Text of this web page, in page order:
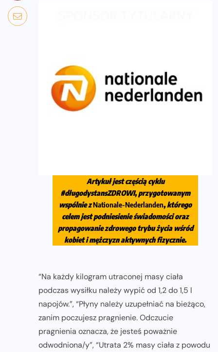
Artykuł jest częścią cyklu
#długodystansZDROWI, przygotowanym
wspólnie zNationale-Nederlanden, którego
celem jest podniesienie świadomości oraz
propagowanie zdrowego trybu życia wśród
kobiet i mężczyzn aktywnych fizycznie.
“Na każdy kilogram utraconej masy ciała
podczas wysiłku należy wypić od 1,2 do 1,5 l
napojów.”, “Płyny należy uzupełniać na bieżąco,
zanim poczujesz pragnienie. Odczucie
pragnienia oznacza, że jesteś poważnie
odwodniona/y”, “Utrata 2% masy ciała z powodu